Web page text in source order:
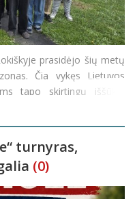
prasidėjo šių metų
Čia vykęs Lietuvos
tapo skirtingų iššūkių
žingsniai oficialiuose
turnyras,
(0)